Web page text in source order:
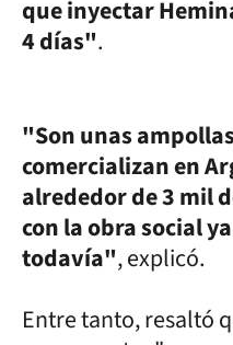
que inyectar
4 días".
"Son unas
comercializan en
alrededor de 3 mil
con la obra social
todavía", explicó.
Entre tanto, resaltó